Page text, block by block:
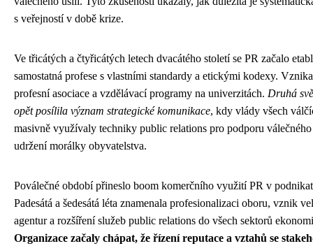
s veřejností v době krize.
Ve třicátých a čtyřicátých letech dvacátého století se PR začalo
samostatná profese s vlastními standardy a etickými kodexy.
profesní asociace a vzdělávací programy na univerzitách. Druhá
opět posílila význam strategické komunikace, kdy vlády všech
masivně využívaly techniky public relations pro podporu
udržení morálky obyvatelstva.
Poválečné období přineslo boom komerčního využití PR v
Padesátá a šedesátá léta znamenala profesionalizaci oboru, vznik
agentur a rozšíření služeb public relations do všech sektorů
Organizace začaly chápat, že řízení reputace a vztahů se